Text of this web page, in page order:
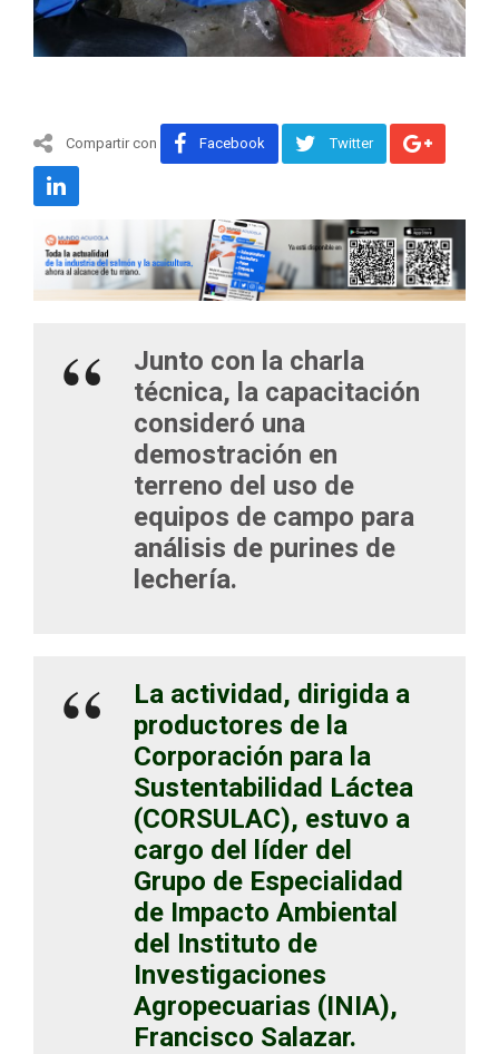
Compartir con Facebook Twitter
Junto con la charla
técnica, la capacitación
consideró una
demostración en
terreno del uso de
equipos de campo para
análisis de purines de
lechería.
La actividad, dirigida a
productores de la
Corporación para la
Sustentabilidad Láctea
(CORSULAC), estuvo a
cargo del líder del
Grupo de Especialidad
de Impacto Ambiental
del Instituto de
Investigaciones
Agropecuarias (INIA),
Francisco Salazar.